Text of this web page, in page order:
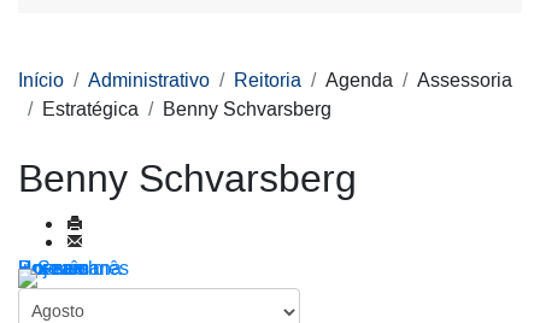
Início Administrativo Reitoria Agenda
Assessoria
Estratégica
Benny Schvarsberg
Benny Schvarsberg
Por ano
Por mês
Por semana
Hoje
Ir para o mês